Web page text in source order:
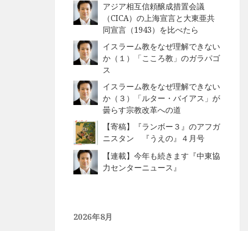
アジア相互信頼醸成措置会議
（CICA）の上海宣言と大東亜共
同宣言（1943）を比べたら
イスラーム教をなぜ理解できない
か（１）「こころ教」のガラパゴ
ス
イスラーム教をなぜ理解できない
か（３）「ルター・バイアス」が
曇らす宗教改革への道
【寄稿】『ランボー３』のアフガ
ニスタン 『うえの』４月号
【連載】今年も続きます『中東協
力センターニュース』
2026年8月